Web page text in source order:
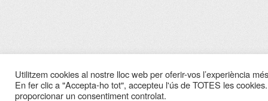
Utilitzem cookies al nostre lloc web per oferir-vos l’experiència
En fer clic a "Accepta-ho tot", accepteu l'ús de TOTES les
proporcionar un consentiment controlat.